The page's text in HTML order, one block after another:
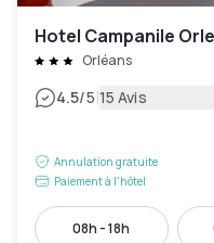
Hotel Campanile
Orléans
4.5/5|15 Avis
Annulation gratuite
Paiement à l'hôtel
08h - 18h